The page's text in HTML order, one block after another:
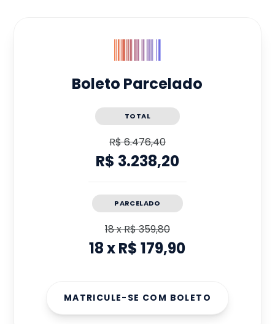
Boleto Parcelado
TOTAL
R$ 6.476,40
R$ 3.238,20
PARCELADO
18xR$ 359,80
18xR$ 179,90
MATRICULE-SE COM BOLETO